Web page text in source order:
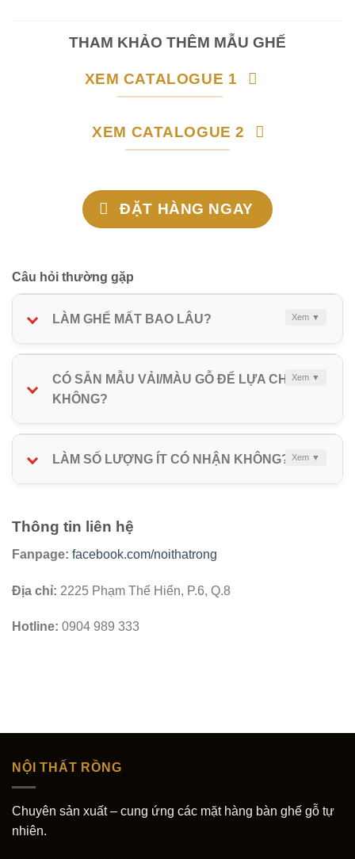
THAM KHẢO THÊM MẪU GHẾ
XEM CATALOGUE 1
XEM CATALOGUE 2
ĐẶT HÀNG NGAY
Câu hỏi thường gặp
LÀM GHẾ MẤT BAO LÂU?
CÓ SẴN MẪU VẢI/MÀU GỖ ĐỂ LỰA CHỌN
KHÔNG?
LÀM SỐ LƯỢNG ÍT CÓ NHẬN KHÔNG?
Thông tin liên hệ
Fanpage: facebook.com/noithatrong
Địa chỉ: 2225 Phạm Thế Hiển, P.6, Q.8
Hotline: 0904 989 333
NỘI THẤT RỒNG
Chuyên sản xuất – cung ứng các mặt hàng bàn ghế gỗ tự
nhiên.